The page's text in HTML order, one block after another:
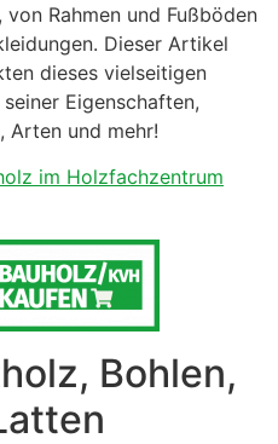
Rahmen und Fußböden
Dieser Artikel
dieses vielseitigen
Eigenschaften,
Arten und mehr!
im Holzfachzentrum
Bohlen,